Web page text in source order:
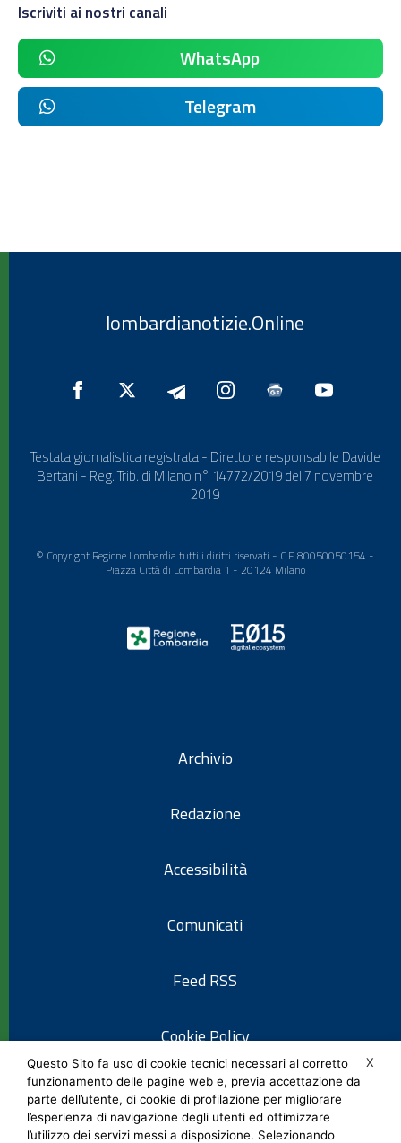
Iscriviti ai nostri canali
WhatsApp
Telegram
lombardianotizie.Online
Testata giornalistica registrata - Direttore responsabile Davide
Bertani - Reg. Trib. di Milano n° 14772/2019 del 7 novembre
2019
© Copyright Regione Lombardia tutti i diritti riservati - C.F. 80050050154 -
Piazza Città di Lombardia 1 - 20124 Milano
Archivio
Redazione
Accessibilità
Comunicati
Feed RSS
Cookie Policy
Informativa privacy
X
Questo Sito fa uso di cookie tecnici necessari al corretto
funzionamento delle pagine web e, previa accettazione da
parte dell’utente, di cookie di profilazione per migliorare
l’esperienza di navigazione degli utenti ed ottimizzare
l’utilizzo dei servizi messi a disposizione. Selezionando